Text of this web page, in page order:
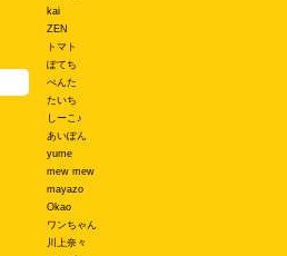
kai
ZEN
トマト
ぽてち
ぺんた
たいち
しーこ♪
あいぽん
yume
mew mew
mayazo
Okao
ワンちゃん
川上奈々